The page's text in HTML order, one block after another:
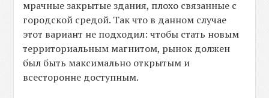
мрачные закрытые здания, плохо связанные с
городской средой. Так что в данном случае
этот вариант не подходил: чтобы стать новым
территориальным магнитом, рынок должен
был быть максимально открытым и
всесторонне доступным.